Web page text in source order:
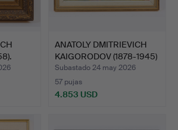
ANATOLY DMITRIEVICH
KAIGORODOV (1878-1945)
…
Subastado 24 may 2026
57 pujas
4.853 USD